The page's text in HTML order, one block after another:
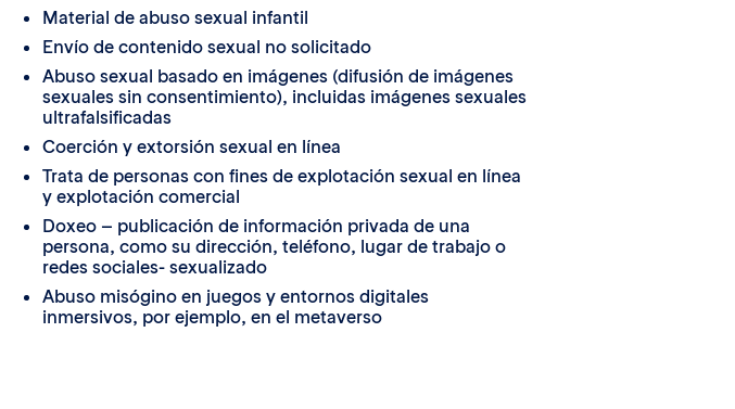
Material de abuso sexual infantil
Envío de contenido sexual no solicitado
Abuso sexual basado en imágenes (difusión de imágenes
sexuales sin consentimiento), incluidas imágenes sexuales
ultrafalsificadas
Coerción y extorsión sexual en línea
Trata de personas con fines de explotación sexual en línea
y explotación comercial
Doxeo – publicación de información privada de una
persona, como su dirección, teléfono, lugar de trabajo o
redes sociales- sexualizado
Abuso misógino en juegos y entornos digitales
inmersivos, por ejemplo, en el metaverso